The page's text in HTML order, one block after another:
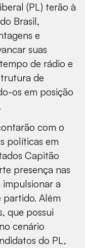
(PL) terão à
Brasil,
e
suas
de rádio e
de
os em posição
com o
políticas em
Capitão
presença nas
a
partido. Além
que possui
cenário
do PL,